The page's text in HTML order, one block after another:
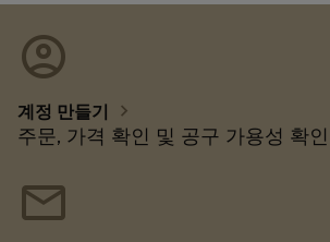
account_circle
계정 만들기 chevron_right
주문, 가격 확인 및 공구 가용성 확인
mail